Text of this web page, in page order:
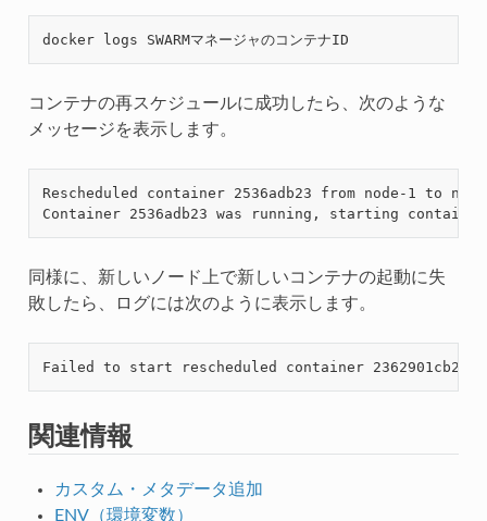
コンテナの再スケジュールに成功したら、次のような
メッセージを表示します。
Rescheduled container 2536adb23 from node-1 to
同様に、新しいノード上で新しいコンテナの起動に失
敗したら、ログには次のように表示します。
関連情報
カスタム・メタデータ追加
ENV（環境変数）